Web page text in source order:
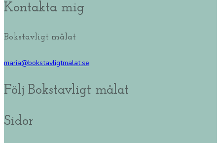
Kontakta mig
Bokstavligt målat
maria@bokstavligtmalat.se
Följ Bokstavligt målat
Sidor